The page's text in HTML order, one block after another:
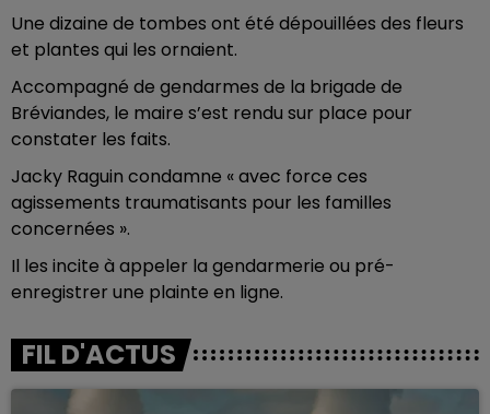
Une dizaine de tombes ont été dépouillées des fleurs
et plantes qui les ornaient.
Accompagné de gendarmes de la brigade de
Bréviandes, le maire s’est rendu sur place pour
constater les faits.
Jacky Raguin condamne « avec force ces
agissements traumatisants pour les familles
concernées ».
Il les incite à appeler la gendarmerie ou pré-
enregistrer une plainte en ligne.
FIL D'ACTUS